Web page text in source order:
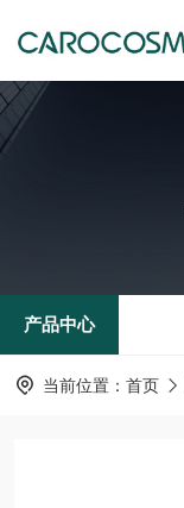
产品中心
当前位置： 首页